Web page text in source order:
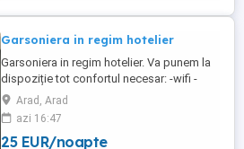
Garsoniera in regim hotelier
Garsoniera in regim hotelier. Va punem la
dispoziție tot confortul necesar: -wifi -
frigider -mașina de spălat -micounde -
clima -televizor -prosoape curate +
lenjerie -produse de igiena Garsoniera e
amplasată intr-o zona foarte buna a
Arad, Arad
azi 16:47
25 EUR/noapte